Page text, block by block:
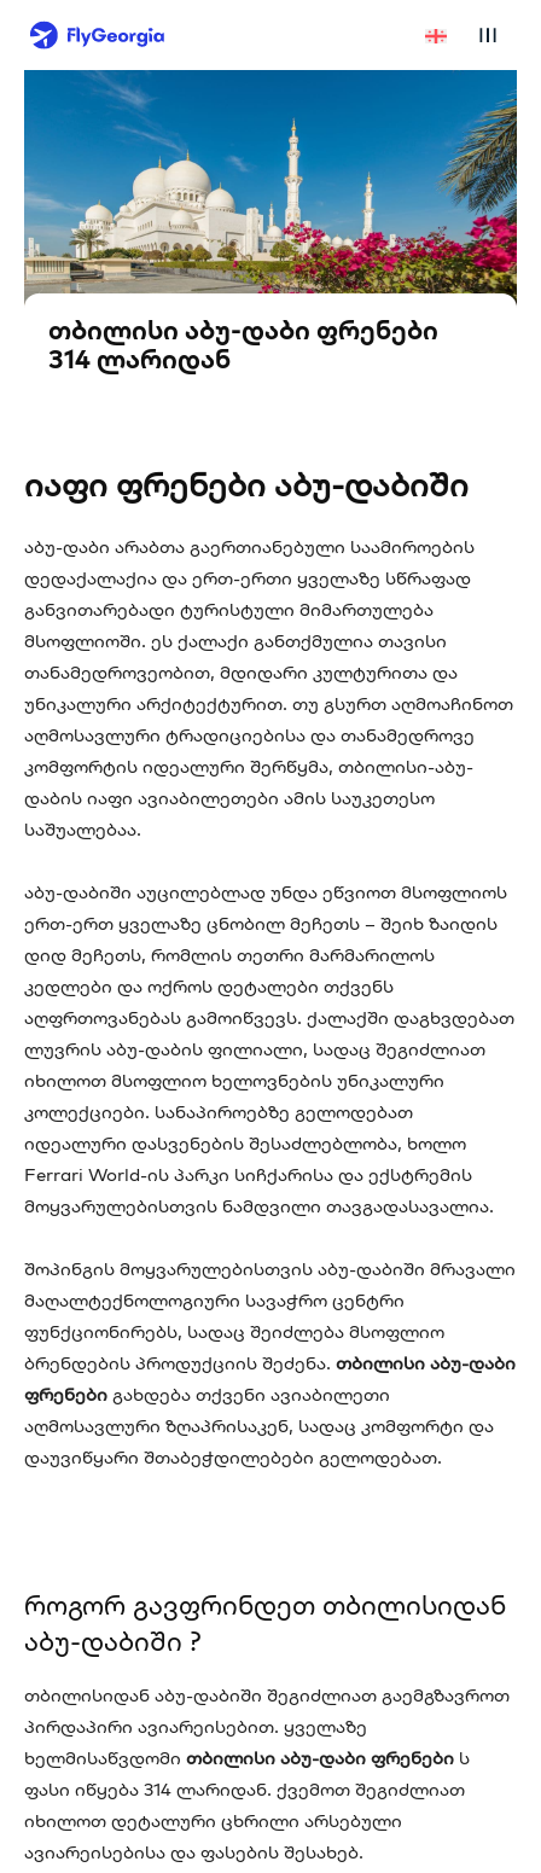
თბილისი აბუ-დაბი ფრენები
314 ლარიდან
იაფი ფრენები აბუ-დაბიში
აბუ-დაბი არაბთა გაერთიანებული საამიროების
დედაქალაქია და ერთ-ერთი ყველაზე სწრაფად
განვითარებადი ტურისტული მიმართულება
მსოფლიოში. ეს ქალაქი განთქმულია თავისი
თანამედროვეობით, მდიდარი კულტურითა და
უნიკალური არქიტექტურით. თუ გსურთ აღმოაჩინოთ
აღმოსავლური ტრადიციებისა და თანამედროვე
კომფორტის იდეალური შერწყმა, თბილისი-აბუ-
დაბის იაფი ავიაბილეთები ამის საუკეთესო
საშუალებაა.
აბუ-დაბიში აუცილებლად უნდა ეწვიოთ მსოფლიოს
ერთ-ერთ ყველაზე ცნობილ მეჩეთს – შეიხ ზაიდის
დიდ მეჩეთს, რომლის თეთრი მარმარილოს
კედლები და ოქროს დეტალები თქვენს
აღფრთოვანებას გამოიწვევს. ქალაქში დაგხვდებათ
ლუვრის აბუ-დაბის ფილიალი, სადაც შეგიძლიათ
იხილოთ მსოფლიო ხელოვნების უნიკალური
კოლექციები. სანაპიროებზე გელოდებათ
იდეალური დასვენების შესაძლებლობა, ხოლო
Ferrari World-ის პარკი სიჩქარისა და ექსტრემის
მოყვარულებისთვის ნამდვილი თავგადასავალია.
შოპინგის მოყვარულებისთვის აბუ-დაბიში მრავალი
მაღალტექნოლოგიური სავაჭრო ცენტრი
ფუნქციონირებს, სადაც შეიძლება მსოფლიო
ბრენდების პროდუქციის შეძენა. თბილისი აბუ-დაბი
ფრენები გახდება თქვენი ავიაბილეთი
აღმოსავლური ზღაპრისაკენ, სადაც კომფორტი და
დაუვიწყარი შთაბეჭდილებები გელოდებათ.
როგორ გავფრინდეთ თბილისიდან
აბუ-დაბიში ?
თბილისიდან აბუ-დაბიში შეგიძლიათ გაემგზავროთ
პირდაპირი ავიარეისებით. ყველაზე
ხელმისაწვდომი თბილისი აბუ-დაბი ფრენები ს
ფასი იწყება 314 ლარიდან. ქვემოთ შეგიძლიათ
იხილოთ დეტალური ცხრილი არსებული
ავიარეისებისა და ფასების შესახებ.